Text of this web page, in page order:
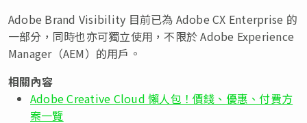
Adobe Brand Visibility 目前已為 Adobe CX Enterprise 的
一部分，同時也亦可獨立使用，不限於 Adobe Experience
Manager（AEM）的用戶。
相關內容
Adobe Creative Cloud 懶人包！價錢、優惠、付費方
案一覽